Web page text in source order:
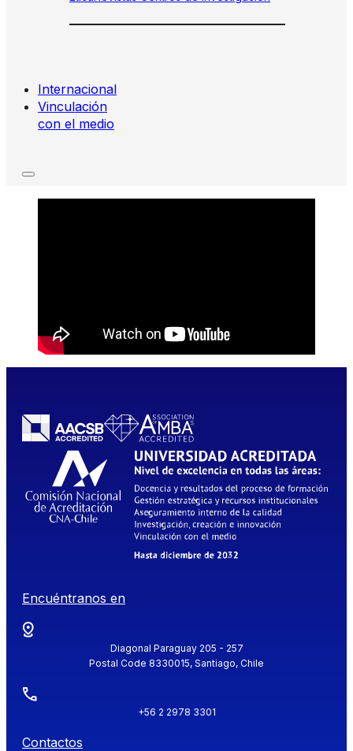
Internacional
Vinculación
con el medio
Encuéntranos en
Diagonal Paraguay 205 - 257
Postal Code 8330015, Santiago, Chile
+56 2 2978 3301
Contactos